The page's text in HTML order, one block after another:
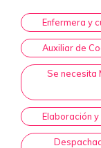
Enfermera y
Auxiliar de
Se necesita
Elaboración